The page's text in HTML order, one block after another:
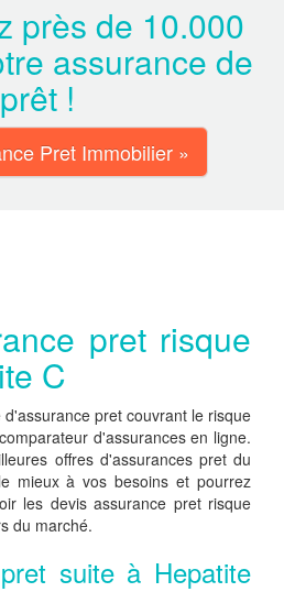
près de 10.000
assurance de
prêt !
Pret Immobilier »
pret risque
C
pret couvrant le risque
d'assurances en ligne.
offres d'assurances pret du
mieux à vos besoins et pourrez
les devis assurance pret risque
du marché.
suite à Hepatite